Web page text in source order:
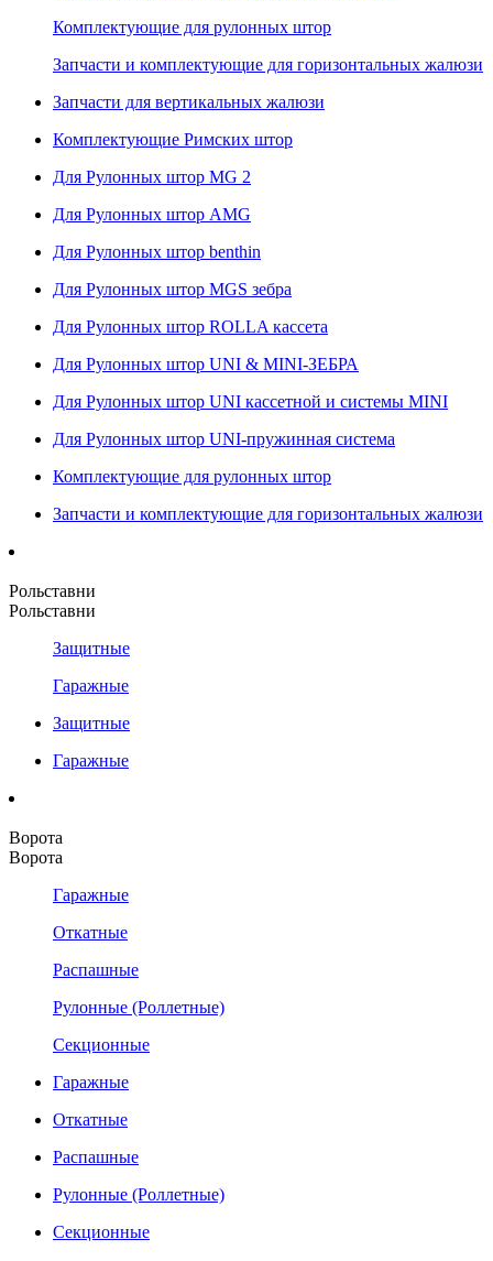
Комплектующие для рулонных штор
Запчасти и комплектующие для горизонтальных жалюзи
Запчасти для вертикальных жалюзи
Комплектующие Римских штор
Для Рулонных штор MG 2
Для Рулонных штор AMG
Для Рулонных штор benthin
Для Рулонных штор MGS зебра
Для Рулонных штор ROLLA кассета
Для Рулонных штор UNI & MINI-ЗЕБРА
Для Рулонных штор UNI кассетной и системы MINI
Для Рулонных штор UNI-пружинная система
Комплектующие для рулонных штор
Запчасти и комплектующие для горизонтальных жалюзи
Рольставни
Рольставни
Защитные
Гаражные
Защитные
Гаражные
Ворота
Ворота
Гаражные
Откатные
Распашные
Рулонные (Роллетные)
Секционные
Гаражные
Откатные
Распашные
Рулонные (Роллетные)
Секционные